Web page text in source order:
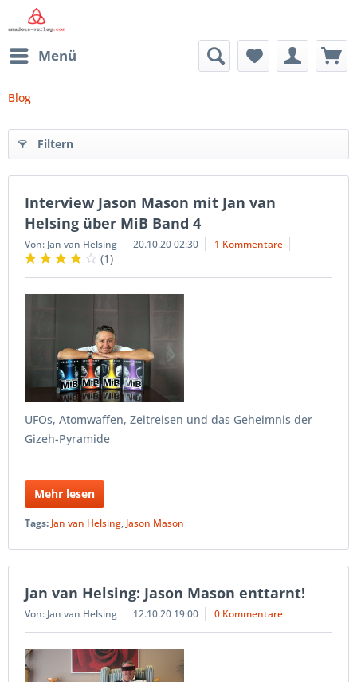
Menü
Blog
Filtern
Interview Jason Mason mit Jan van
Helsing über MiB Band 4
Von: Jan van Helsing 20.10.20 02:30 1 Kommentare
(1)
UFOs, Atomwaffen, Zeitreisen und das Geheimnis der
Gizeh-Pyramide
Mehr lesen
Tags: Jan van Helsing, Jason Mason
Jan van Helsing: Jason Mason enttarnt!
Von: Jan van Helsing 12.10.20 19:00 0 Kommentare